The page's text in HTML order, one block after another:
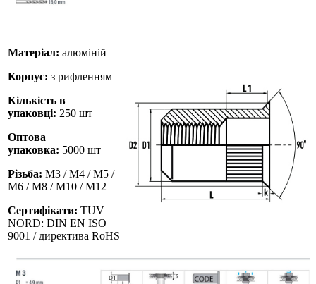
Матеріал: алюміній
Корпус: з рифленням
Кількість в
упаковці: 250 шт
Оптова
упаковка: 5000 шт
Різьба: M3 / М4 / М5 /
М6 / М8 / М10 / M12
Сертифікати: TUV
NORD: DIN EN ISO
9001 / директива RoHS